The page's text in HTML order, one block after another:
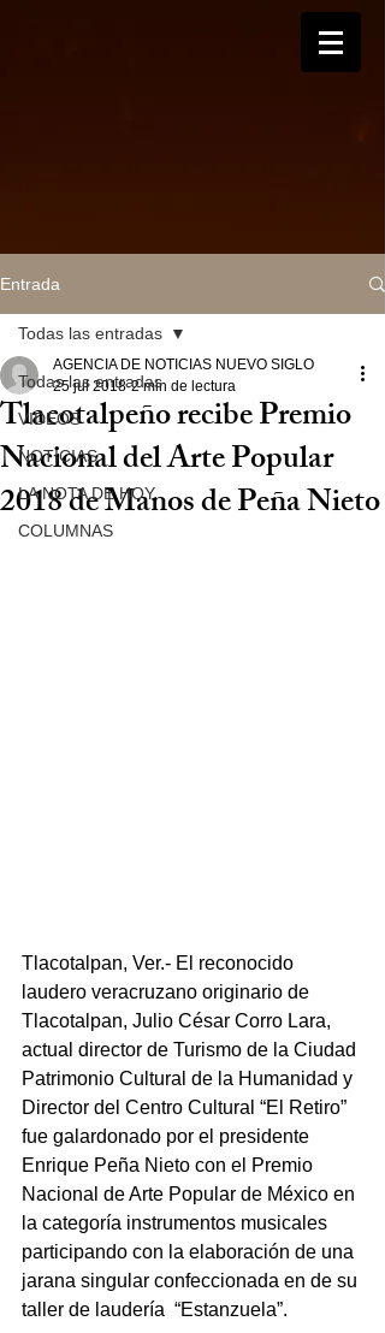
Entrada
Todas las entradas
VIDEOS
NOTICIAS
LA NOTA DE HOY
COLUMNAS
Todas las entradas
Tlacotalpeño recibe Premio
Nacional del Arte Popular
2018 de Manos de Peña Nieto
AGENCIA DE NOTICIAS NUEVO SIGLO
25 jul 2018 2 min de lectura
Tlacotalpan, Ver.- El reconocido
laudero veracruzano originario de
Tlacotalpan, Julio César Corro Lara,
actual director de Turismo de la Ciudad
Patrimonio Cultural de la Humanidad y
Director del Centro Cultural “El Retiro”
fue galardonado por el presidente
Enrique Peña Nieto con el Premio
Nacional de Arte Popular de México en
la categoría instrumentos musicales
participando con la elaboración de una
jarana singular confeccionada en de su
taller de laudería  “Estanzuela”.